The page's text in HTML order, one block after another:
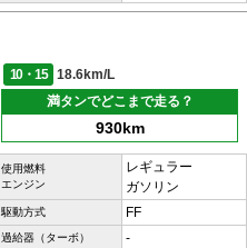
10・15
18.6km/L
満タンでどこまで走る？
930km
使用燃料
エンジン
レギュラー
ガソリン
駆動方式 FF
過給器（ターボ） -